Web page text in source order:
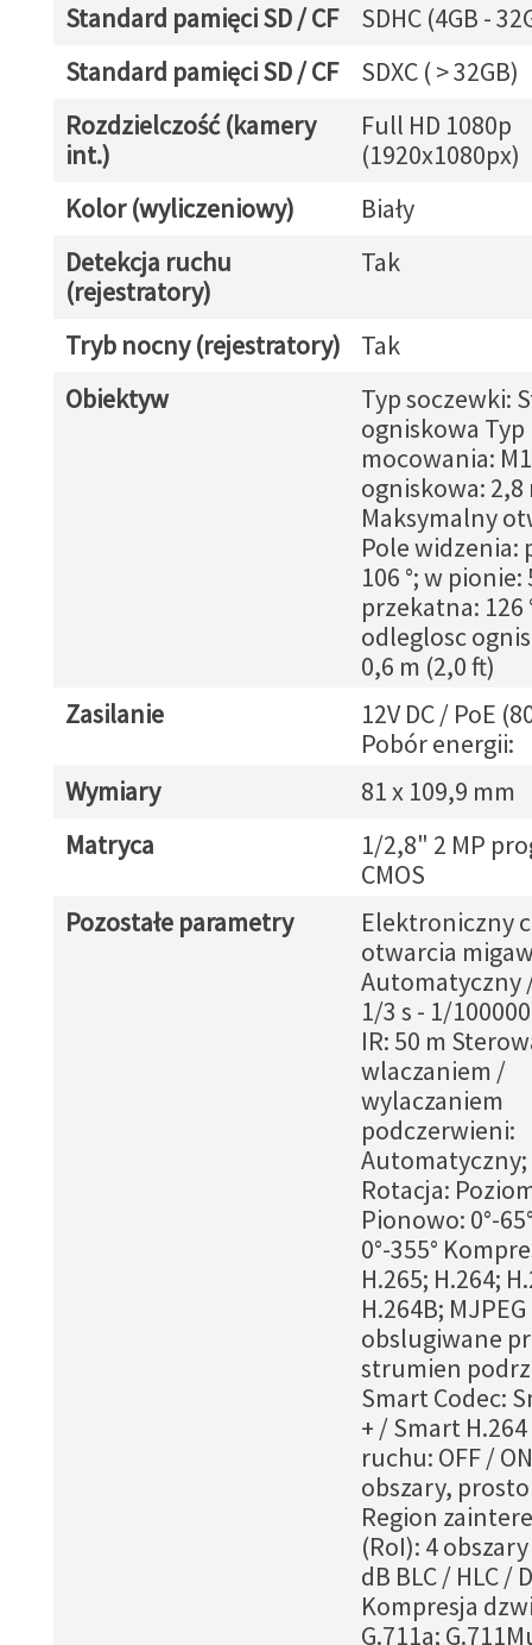
Standard pamięci SD / CF
SDHC (4GB -
Standard pamięci SD / CF
SDXC ( > 32GB)
Rozdzielczość (kamery
int.)
Full HD 1080p
(1920x1080px)
Kolor (wyliczeniowy)
Biały
Detekcja ruchu
(rejestratory)
Tak
Tryb nocny (rejestratory)
Tak
Obiektyw
Typ soczewki:
ogniskowa Typ
mocowania:
ogniskowa: 2,8
Maksymalny
Pole widzenia:
106 °; w pionie:
przekatna: 126
odleglosc
0,6 m (2,0 ft)
Zasilanie
12V DC / PoE
Pobór energii:
Wymiary
81 x 109,9 mm
Matryca
1/2,8" 2 MP
CMOS
Pozostałe parametry
Elektroniczny
otwarcia
Automatyczny
1/3 s - 1/
IR: 50 m
wlaczaniem /
wylaczaniem
podczerwieni:
Rotacja:
Pionowo: 0°-
0°-355°
H.265; H.264;
H.264B;
obslugiwane
strumien
Smart Codec:
+ / Smart
ruchu: OFF /
obszary,
Region
(RoI): 4 obszary
dB BLC / HLC /
Kompresja
G.711a;